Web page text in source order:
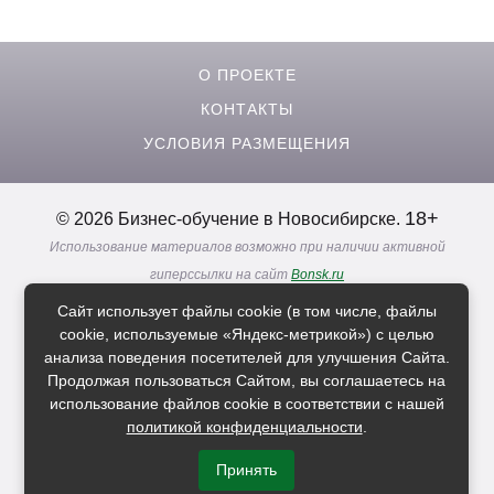
О ПРОЕКТЕ
КОНТАКТЫ
УСЛОВИЯ РАЗМЕЩЕНИЯ
© 2026 Бизнес-обучение в Новосибирске. 18+
Использование материалов возможно при наличии активной
гиперссылки на сайт Bonsk.ru
Политика в отношении
обработки персональных данных
Расскажи друзьям о нас
Сайт использует файлы cookie (в том числе, файлы
cookie, используемые «Яндекс-метрикой») с целью
анализа поведения посетителей для улучшения Сайта.
Продолжая пользоваться Сайтом, вы соглашаетесь на
использование файлов cookie в соответствии с нашей
политикой конфиденциальности
Принять